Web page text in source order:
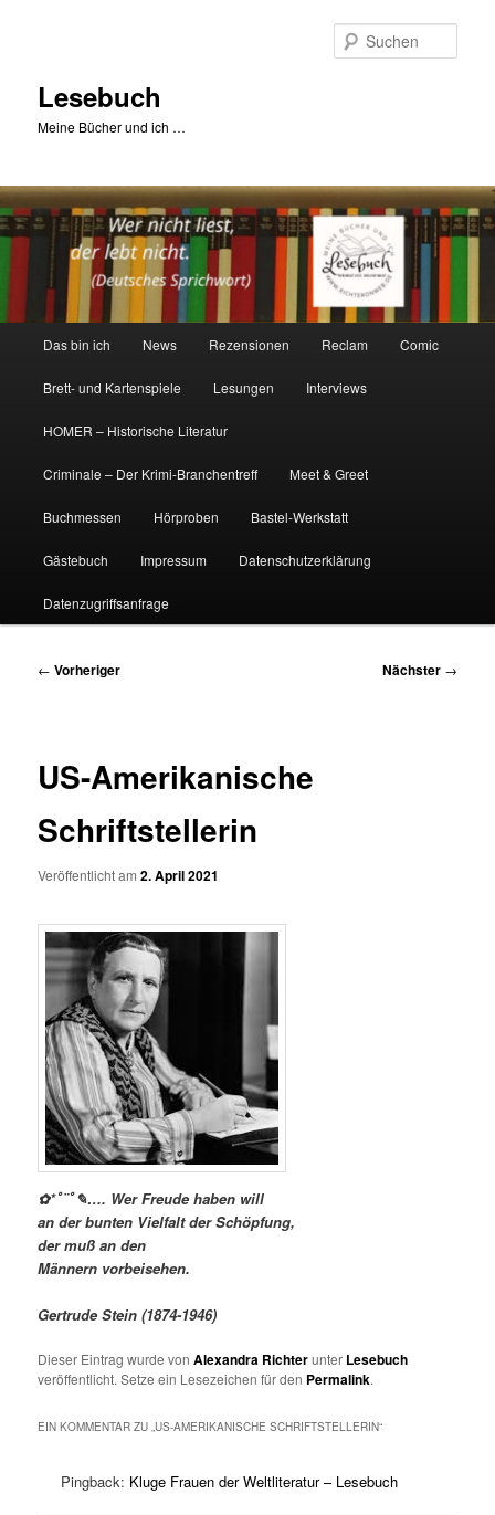
Lesebuch
Meine Bücher und ich …
Das bin ich News Rezensionen Reclam Comic
Brett- und Kartenspiele Lesungen Interviews
HOMER – Historische Literatur
Criminale – Der Krimi-Branchentreff Meet & Greet
Buchmessen Hörproben Bastel-Werkstatt
Gästebuch Impressum Datenschutzerklärung
Datenzugriffsanfrage
Beitragsnavigation
← Vorheriger Nächster →
US-Amerikanische
Schriftstellerin
Veröffentlicht am2. April 2021
✿*ﾟ¨ﾟ✎…. Wer Freude haben will
an der bunten Vielfalt der Schöpfung,
der muß an den
Männern vorbeisehen.
Gertrude Stein (1874-1946)
Dieser Eintrag wurde vonAlexandra Richterunter Lesebuch
veröffentlicht. Setze ein Lesezeichen für den Permalink.
EIN KOMMENTAR ZU „US-AMERIKANISCHE SCHRIFTSTELLERIN“
Pingback: Kluge Frauen der Weltliteratur – Lesebuch